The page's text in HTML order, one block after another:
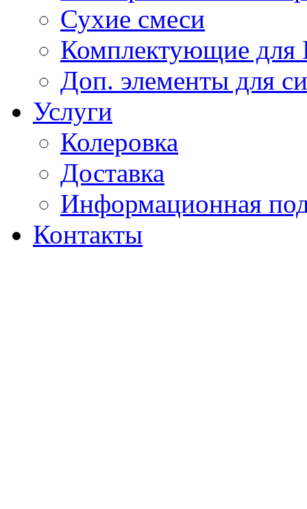
Сухие смеси
Комплектующие
Доп. элементы для
Услуги
Колеровка
Доставка
Информационная
Контакты